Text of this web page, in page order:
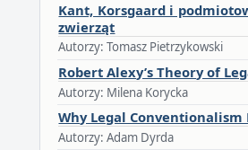
Kant, Korsgaard i
zwierząt
Autorzy: Tomasz Pietrzykowski
Robert Alexy’s Theory of
Autorzy: Milena Korycka
Why Legal Conventionalism
Autorzy: Adam Dyrda